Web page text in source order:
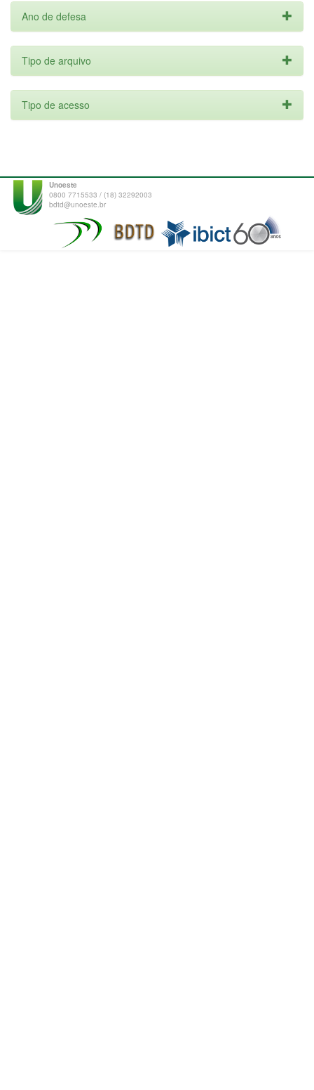
Ano de defesa
Tipo de arquivo
Tipo de acesso
Unoeste
0800 7715533 / (18) 32292003
bdtd@unoeste.br